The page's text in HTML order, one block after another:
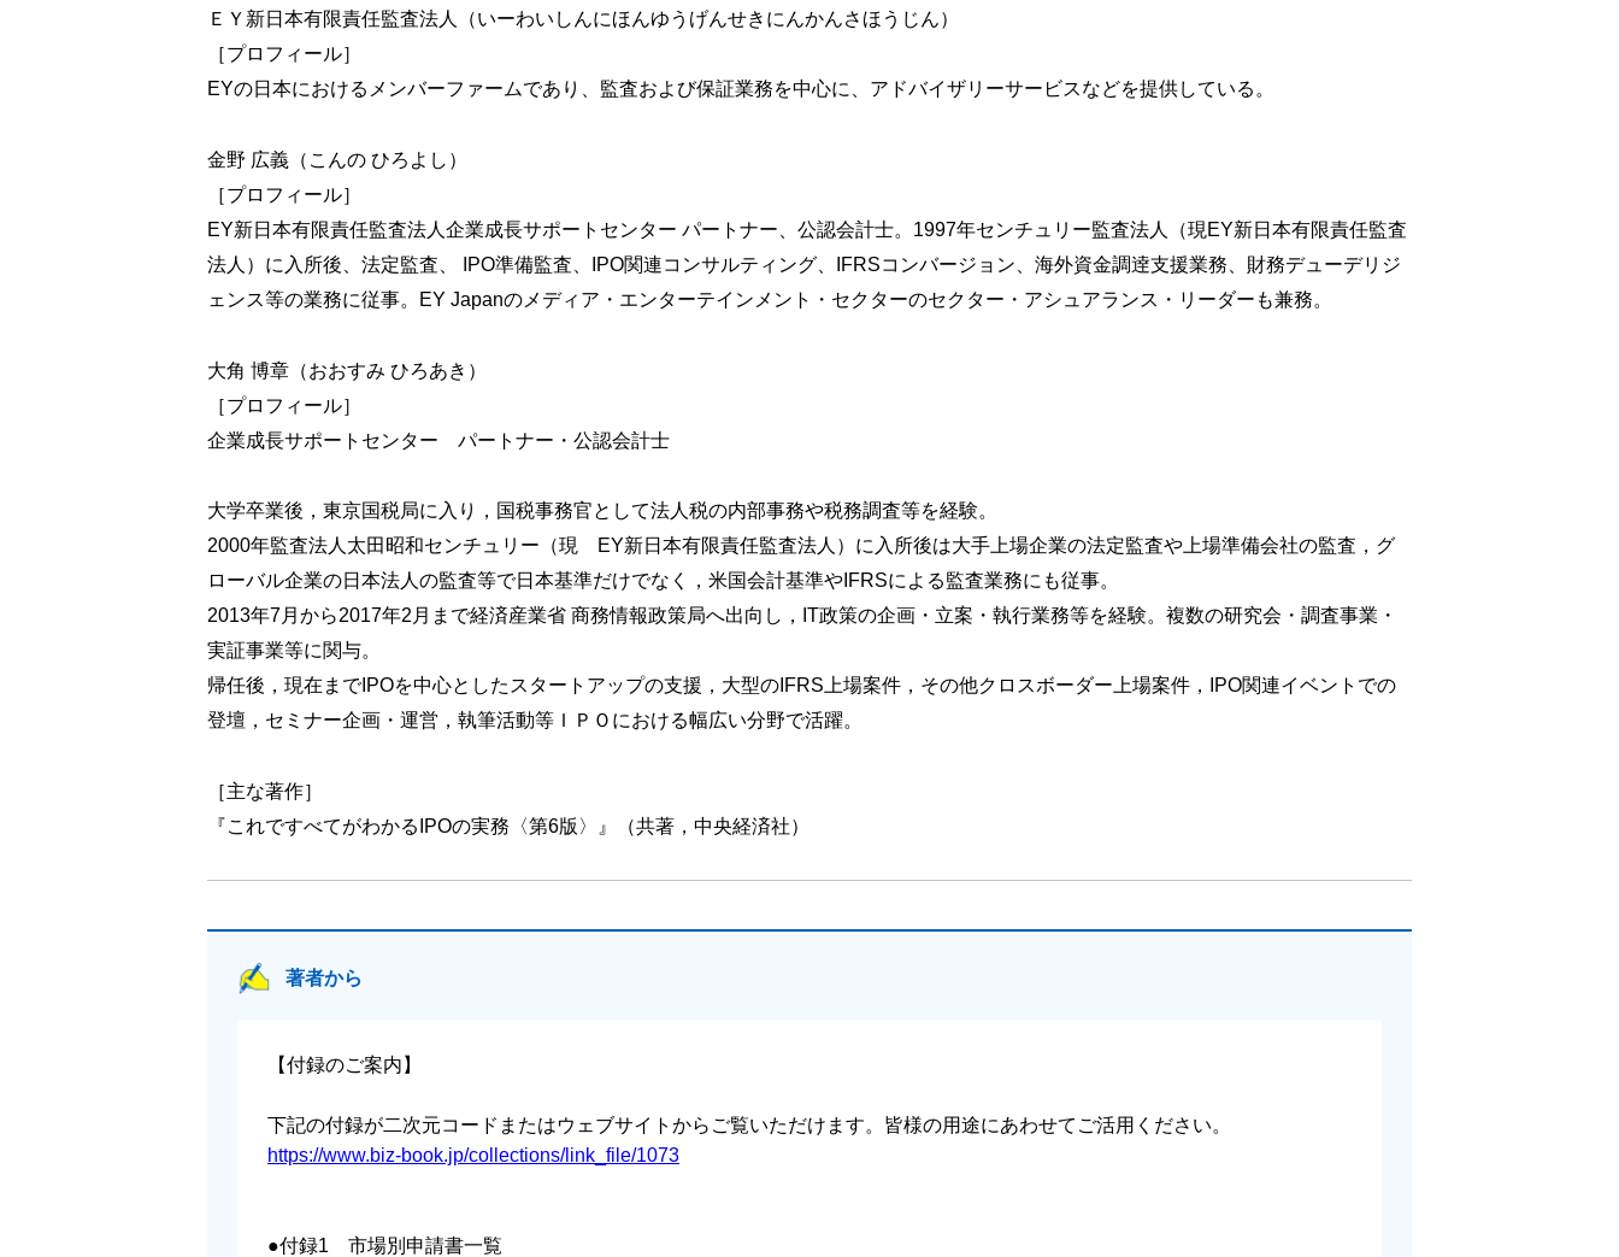
③ スタートアップ企業のデットファイナンス
第5章 IPOに向けた経営管理体制の構築
③ 取締役および取締役会
④ 監査役および監査役会
⑤ 組織的経営のための組織設計
⑥ 諸規程の整備
⑦ 稟議制度の整備
第6章 IPOに向けた業務管理体制（内部統制）の整備
① 内部統制整備の概要
② 販売管理
④ 在庫管理
⑤ 原価計算
⑥ 固定資産管理
⑧ 人事，労務管理
⑨ 情報管理
⑩ ビジネス文書のデジタル化に係る内部統制
⑪ 内部統制報告制度（J-SOX）
第7章 押さえておきたい企業会計の基準
② 収益認識
⑤ 引当金
⑥ 研究開発費とソフトウェア
⑦ ストック・オプション
⑨ ディープテック企業の収益認識における諸問題
第8章 気をつけたい関連当事者等取引と関係会社の論点
① 関連当事者等取引に関する留意事項
ＥＹ新日本有限責任監査法人（いーわいしんにほんゆうげんせきにんかんさほうじん）
［プロフィール］
EYの日本におけるメンバーファームであり、監査および保証業務を中心に、アドバイザリーサービスなどを提供している。
金野 広義（こんの ひろよし）
［プロフィール］
EY新日本有限責任監査法人企業成長サポートセンター パートナー、公認会計士。1997年センチュリー監査法人（現EY新日本有限責任監査
法人）に入所後、法定監査、 IPO準備監査、IPO関連コンサルティング、IFRSコンバージョン、海外資金調逹支援業務、財務デューデリジ
ェンス等の業務に従事。EY Japanのメディア・エンターテインメント・セクターのセクター・アシュアランス・リーダーも兼務。
大⻆ 博章（おおすみ ひろあき）
［プロフィール］
企業成長サポートセンター パートナー・公認会計士
大学卒業後，東京国税局に入り，国税事務官として法人税の内部事務や税務調査等を経験。
2000年監査法人太田昭和センチュリー（現 EY新日本有限責任監査法人）に入所後は大手上場企業の法定監査や上場準備会社の監査，グ
ローバル企業の日本法人の監査等で日本基準だけでなく，米国会計基準やIFRSによる監査業務にも従事。
2013年7月から2017年2月まで経済産業省 商務情報政策局へ出向し，IT政策の企画・立案・執行業務等を経験。複数の研究会・調査事業・
実証事業等に関与。
帰任後，現在までIPOを中心としたスタートアップの支援，大型のIFRS上場案件，その他クロスボーダー上場案件，IPO関連イベントでの
登壇，セミナー企画・運営，執筆活動等ＩＰＯにおける幅広い分野で活躍。
［主な著作］
『これですべてがわかるIPOの実務〈第6版〉』（共著，中央経済社）
著者から
【付録のご案内】
下記の付録が二次元コードまたはウェブサイトからご覧いただけます。皆様の用途にあわせてご活用ください。
https://www.biz-book.jp/collections/link_file/1073
●付録1 市場別申請書一覧